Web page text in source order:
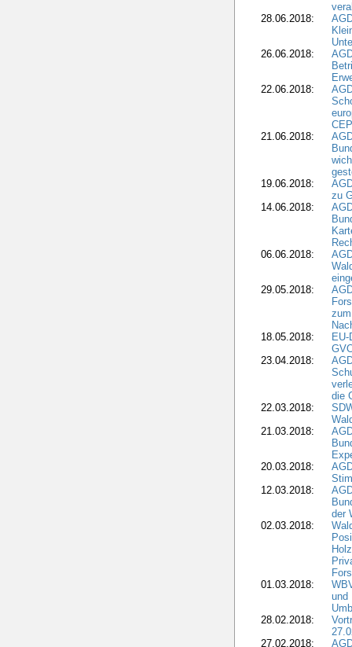
28.06.2018:
26.06.2018:
22.06.2018:
21.06.2018:
19.06.2018:
zu
14.06.2018:
06.06.2018:
29.05.2018:
18.05.2018:
23.04.2018:
die
22.03.2018:
21.03.2018:
20.03.2018:
12.03.2018:
der
02.03.2018:
01.03.2018:
und
28.02.2018:
27.02.2018: